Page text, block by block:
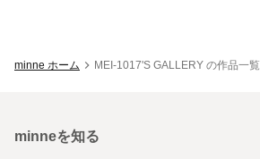
minne ホーム MEI-1017'S GALLERY の作品一覧
minneを知る